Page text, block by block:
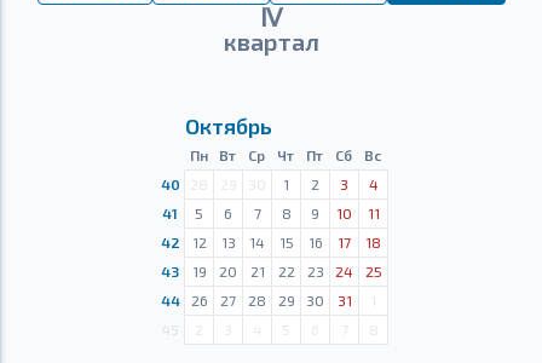
Ⅳ
квартал
Октябрь
Пн Вт Ср Чт Пт Сб
Вс
40
28 29 30 1 2 3
4
41
5 6 7 8 9 10
11
42
12 13 14 15 16 17
18
43
19 20 21 22 23 24
25
44
26 27 28 29 30 31
1
2 3 4 5 6 7 8